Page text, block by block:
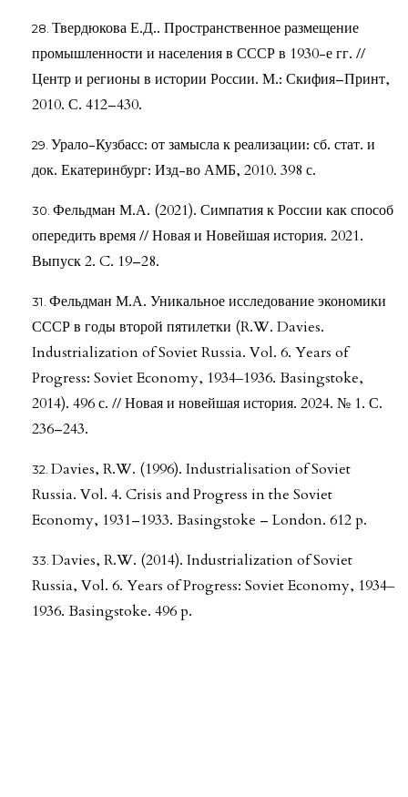
Твердюкова Е.Д.. Пространственное размещение
промышленности и населения в СССР в 1930-е гг. //
Центр и регионы в истории России. М.: Скифия–Принт,
2010. С. 412–430.
Урало-Кузбасс: от замысла к реализации: сб. стат. и
док. Екатеринбург: Изд-во АМБ, 2010. 398 с.
Фельдман М.А. (2021). Симпатия к России как способ
опередить время // Новая и Новейшая история. 2021.
Выпуск 2. C. 19–28.
Фельдман М.А. Уникальное исследование экономики
СССР в годы второй пятилетки (R.W. Davies.
Industrialization of Soviet Russia. Vol. 6. Years of
Progress: Soviet Economy, 1934‒1936. Basingstoke,
2014). 496 с. // Новая и новейшая история. 2024. № 1. С.
236–243.
Davies, R.W. (1996). Industrialisation of Soviet
Russia. Vol. 4. Crisis and Progress in the Soviet
Economy, 1931–1933. Basingstoke – London. 612 p.
Davies, R.W. (2014). Industrialization of Soviet
Russia, Vol. 6. Years of Progress: Soviet Economy, 1934‒
1936. Basingstoke. 496 p.